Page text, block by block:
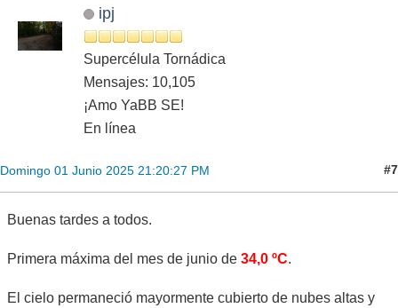
ipj
Supercélula Tornádica
Mensajes: 10,105
¡Amo YaBB SE!
En línea
Domingo 01 Junio 2025 21:20:27 PM #7
Buenas tardes a todos.
Primera máxima del mes de junio de 34,0 ºC.
El cielo permaneció mayormente cubierto de nubes altas y